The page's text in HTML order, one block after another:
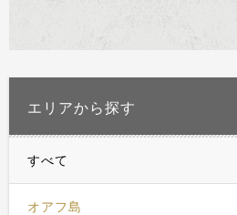
エリアから探す
すべて
オアフ島